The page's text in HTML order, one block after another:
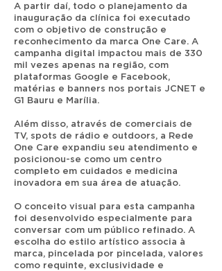
A partir daí, todo o planejamento da
inauguração da clínica foi executado
com o objetivo de construção e
reconhecimento da marca One Care. A
campanha digital impactou mais de 330
mil vezes apenas na região, com
plataformas Google e Facebook,
matérias e banners nos portais JCNET e
G1 Bauru e Marília.
Além disso, através de comerciais de
TV, spots de rádio e outdoors, a Rede
One Care expandiu seu atendimento e
posicionou-se como um centro
completo em cuidados e medicina
inovadora em sua área de atuação.
O conceito visual para esta campanha
foi desenvolvido especialmente para
conversar com um público refinado. A
escolha do estilo artístico associa à
marca, pincelada por pincelada, valores
como requinte, exclusividade e